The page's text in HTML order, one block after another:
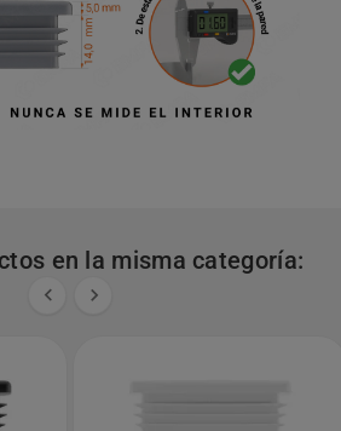
en la misma categoría:
 